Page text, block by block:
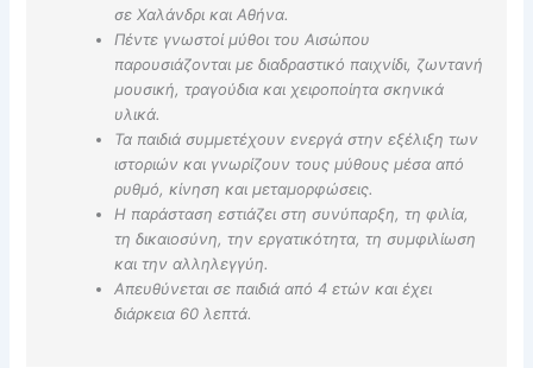
σε Χαλάνδρι και Αθήνα.
Πέντε γνωστοί μύθοι του Αισώπου
παρουσιάζονται με διαδραστικό παιχνίδι, ζωντανή
μουσική, τραγούδια και χειροποίητα σκηνικά
υλικά.
Τα παιδιά συμμετέχουν ενεργά στην εξέλιξη των
ιστοριών και γνωρίζουν τους μύθους μέσα από
ρυθμό, κίνηση και μεταμορφώσεις.
Η παράσταση εστιάζει στη συνύπαρξη, τη φιλία,
τη δικαιοσύνη, την εργατικότητα, τη συμφιλίωση
και την αλληλεγγύη.
Απευθύνεται σε παιδιά από 4 ετών και έχει
διάρκεια 60 λεπτά.